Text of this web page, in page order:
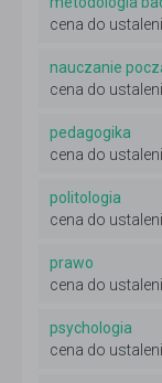
cena do
nauczanie
cena do
pedagogika
cena do
politologia
cena do
prawo
cena do
psychologia
cena do